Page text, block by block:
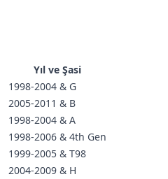
Yıl ve Şasi
1998-2004 & G
2005-2011 & B
1998-2004 & A
1998-2006 & 4th Gen
1999-2005 & T98
2004-2009 & H